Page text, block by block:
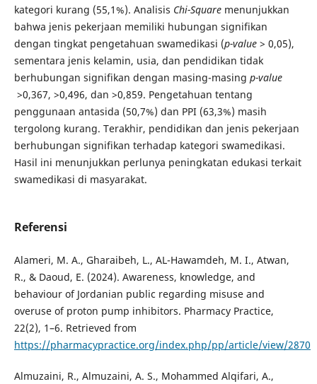
kategori kurang (55,1%). Analisis Chi-Squaremenunjukkan
bahwa jenis pekerjaan memiliki hubungan signifikan
dengan tingkat pengetahuan swamedikasi (p-value> 0,05),
sementara jenis kelamin, usia, dan pendidikan tidak
berhubungan signifikan dengan masing-masing p-value
>0,367, >0,496, dan >0,859. Pengetahuan tentang
penggunaan antasida (50,7%) dan PPI (63,3%) masih
tergolong kurang. Terakhir, pendidikan dan jenis pekerjaan
berhubungan signifikan terhadap kategori swamedikasi.
Hasil ini menunjukkan perlunya peningkatan edukasi terkait
swamedikasi di masyarakat.
Referensi
Alameri, M. A., Gharaibeh, L., AL-Hawamdeh, M. I., Atwan,
R., & Daoud, E. (2024). Awareness, knowledge, and
behaviour of Jordanian public regarding misuse and
overuse of proton pump inhibitors. Pharmacy Practice,
22(2), 1–6. Retrieved from
https://pharmacypractice.org/index.php/pp/article/view/2870
Almuzaini, R., Almuzaini, A. S., Mohammed Alqifari, A.,